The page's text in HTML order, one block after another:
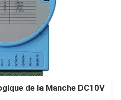
de la Manche DC10V